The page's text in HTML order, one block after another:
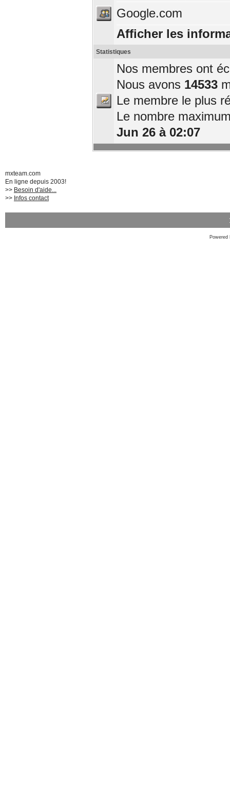
Google.com
Afficher les
Statistiques
Nos membres ont
Nous avons 14533
Le membre le plus
Le nombre
Jun 26 à 02:07
mxteam.com
En ligne depuis 2003!
>> Besoin d'aide...
>> Infos contact